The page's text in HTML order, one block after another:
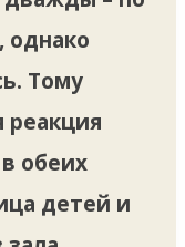
однако
Тому
реакция
обеих
детей и